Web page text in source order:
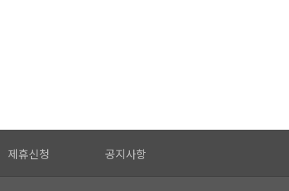
제휴신청 공지사항